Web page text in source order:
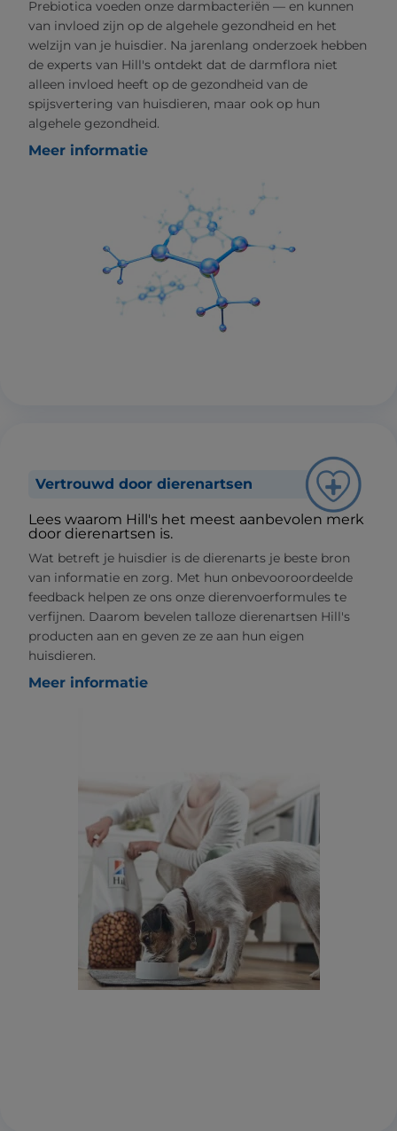
Prebiotica voeden onze darmbacteriën — en kunnen
van invloed zijn op de algehele gezondheid en het
welzijn van je huisdier. Na jarenlang onderzoek hebben
de experts van Hill's ontdekt dat de darmflora niet
alleen invloed heeft op de gezondheid van de
spijsvertering van huisdieren, maar ook op hun
algehele gezondheid.
Meer informatie
Vertrouwd door dierenartsen
Lees waarom Hill's het meest aanbevolen merk
door dierenartsen is.
Wat betreft je huisdier is de dierenarts je beste bron
van informatie en zorg. Met hun onbevooroordeelde
feedback helpen ze ons onze dierenvoerformules te
verfijnen. Daarom bevelen talloze dierenartsen Hill's
producten aan en geven ze ze aan hun eigen
huisdieren.
Meer informatie